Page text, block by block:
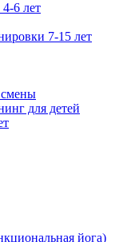
6 лет
7-15 лет
смены
для детей
йога)